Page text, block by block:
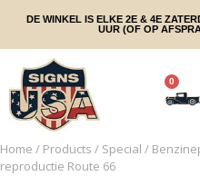
DE WINKEL IS ELKE 2E & 4E
UUR (OF OP
0
Home / Products / Special /
reproductie Route 66